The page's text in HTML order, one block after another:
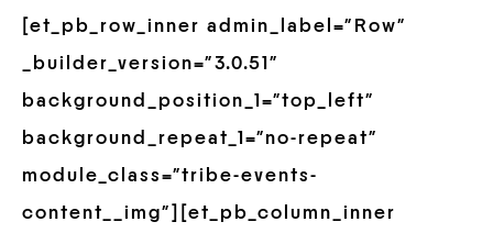
[et_pb_row_inner admin_label=”Row”
_builder_version=”3.0.51″
background_position_1=”top_left”
background_repeat_1=”no-repeat”
module_class=”tribe-events-
content__img”][et_pb_column_inner